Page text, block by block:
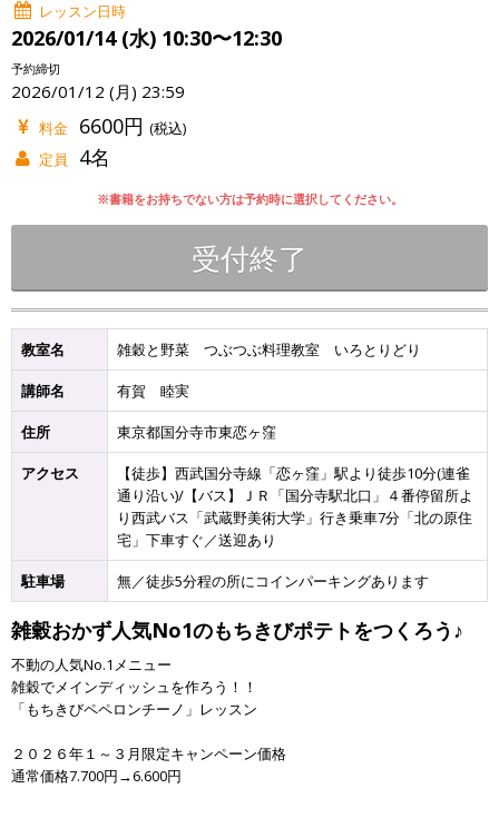
レッスン日時
2026/01/14 (水) 10:30〜12:30
予約締切
2026/01/12 (月) 23:59
料金 6600円 (税込)
定員
4名
※書籍をお持ちでない方は予約時に選択してください。
受付終了
教室名 雑穀と野菜 つぶつぶ料理教室 いろとりどり
講師名 有賀 睦実
住所 東京都国分寺市東恋ヶ窪
アクセス
【徒歩】西武国分寺線「恋ヶ窪」駅より徒歩10分(連雀
通り沿い)/【バス】ＪＲ「国分寺駅北口」４番停留所よ
り西武バス「武蔵野美術大学」行き乗車7分「北の原住
宅」下車すぐ／送迎あり
駐車場 無／徒歩5分程の所にコインパーキングあります
雑穀おかず人気No1のもちきびポテトをつくろう♪
不動の人気No.1メニュー
雑穀でメインディッシュを作ろう！！
「もちきびペペロンチーノ」レッスン
２０２６年１～３月限定キャンペーン価格
通常価格7.700円→6.600円